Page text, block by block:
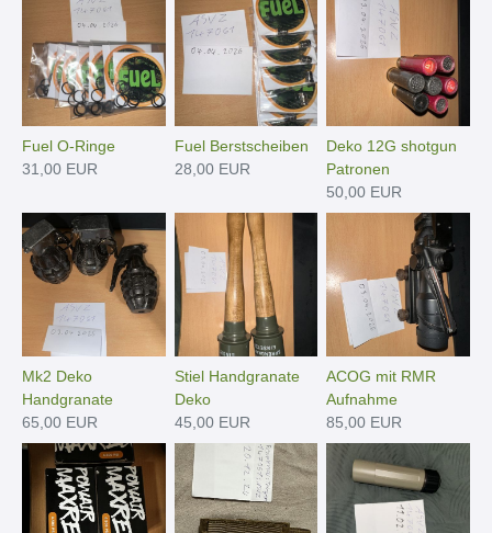
Fuel O-Ringe
31,00 EUR
Fuel Berstscheiben
28,00 EUR
Deko 12G shotgun
Patronen
50,00 EUR
Mk2 Deko
Handgranate
65,00 EUR
Stiel Handgranate
Deko
45,00 EUR
ACOG mit RMR
Aufnahme
85,00 EUR